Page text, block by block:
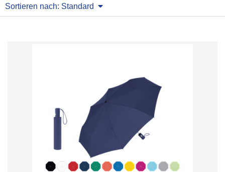
Sortieren nach: Standard